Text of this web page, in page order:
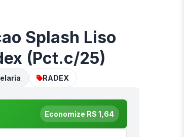
Splash Liso
(Pct.c/25)
RADEX
Economize R$ 1,64